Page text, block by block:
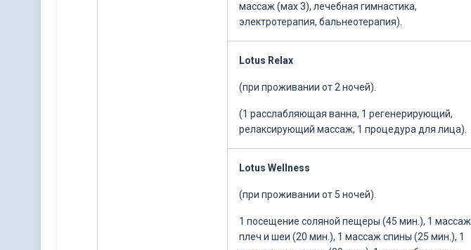
массаж (мах 3), лечебная гимнастика,
электротерапия, бальнеотерапия).
Lotus Relax
(при проживании от 2 ночей).
(1 расслабляющая ванна, 1 регенерирующий,
релаксирующий массаж, 1 процедура для лица).
Lotus Wellness
(при проживании от 5 ночей).
1 посещение соляной пещеры (45 мин.), 1 массаж
плеч и шеи (20 мин.), 1 массаж спины (25 мин.), 1